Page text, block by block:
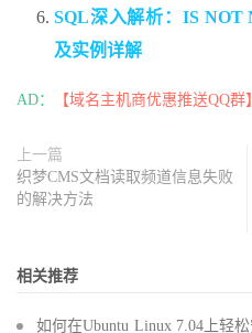
SQL深入解析：IS
及实例详解
AD： 【域名主机商优惠推送QQ群】
上一篇
织梦CMS文档读取频道信息失败
的解决方法
相关推荐
如何在Ubuntu Linux 7.04上轻